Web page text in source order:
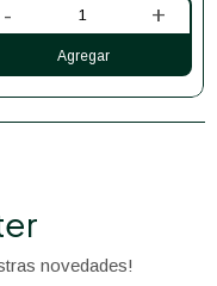
- +
novedades!